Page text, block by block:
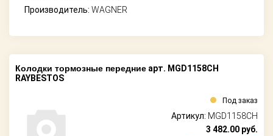
Производитель: WAGNER
Колодки тормозные передние арт. MGD1158CH
RAYBESTOS
Под заказ
Артикул: MGD1158CH
3 482.00 руб.